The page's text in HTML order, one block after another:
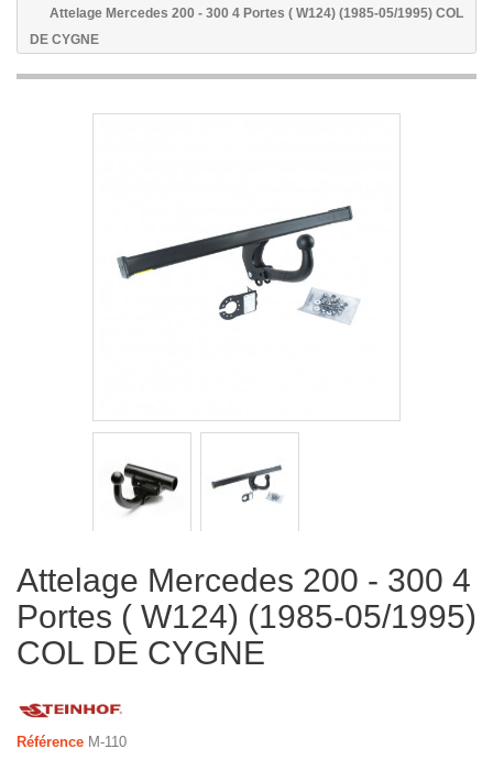
Attelage Mercedes 200 - 300 4 Portes ( W124) (1985-05/1995) COL
DE CYGNE
Attelage Mercedes 200 - 300 4
Portes ( W124) (1985-05/1995)
COL DE CYGNE
Référence M-110